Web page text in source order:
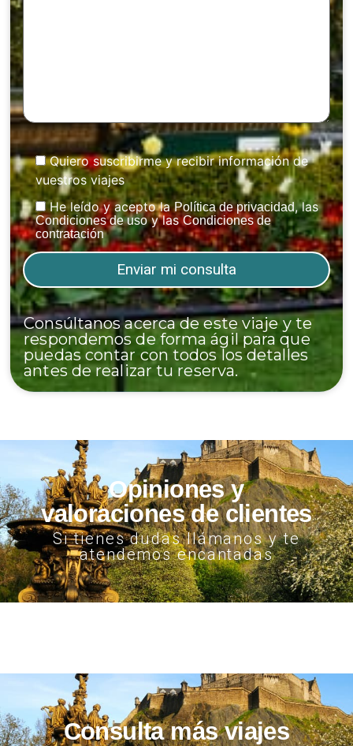
Quiero suscribirme y recibir información de
vuestros viajes
He leído y acepto laPolítica de privacidad , las
Condiciones de uso y lasCondiciones de
contratación
Consúltanos acerca de este viaje y te
respondemos de forma ágil para que
puedas contar con todos los detalles
antes de realizar tu reserva.
Opiniones y
valoraciones de clientes
Si tienes dudas llámanos y te
atendemos encantadas
Consulta más viajes